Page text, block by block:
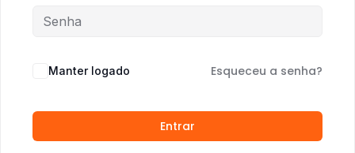
Manter logado Esqueceu a senha?
Entrar